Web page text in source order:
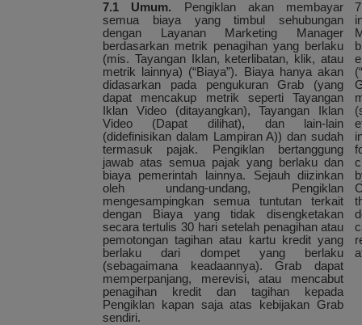
7.1 Umum. Pengiklan akan membayar
semua biaya yang timbul sehubungan
dengan Layanan Marketing Manager
berdasarkan metrik penagihan yang berlaku
(mis. Tayangan Iklan, keterlibatan, klik, atau
metrik lainnya) (“Biaya”). Biaya hanya akan
didasarkan pada pengukuran Grab (yang
dapat mencakup metrik seperti Tayangan
Iklan Video (ditayangkan), Tayangan Iklan
Video (Dapat dilihat), dan lain-lain
(didefinisikan dalam Lampiran A)) dan sudah
termasuk pajak. Pengiklan bertanggung
jawab atas semua pajak yang berlaku dan
biaya pemerintah lainnya. Sejauh diizinkan
oleh undang-undang, Pengiklan
mengesampingkan semua tuntutan terkait
dengan Biaya yang tidak disengketakan
secara tertulis 30 hari setelah penagihan atau
pemotongan tagihan atau kartu kredit yang
berlaku dari dompet yang berlaku
(sebagaimana keadaannya). Grab dapat
memperpanjang, merevisi, atau mencabut
penagihan kredit dan tagihan kepada
Pengiklan kapan saja atas kebijakan Grab
sendiri.
(“